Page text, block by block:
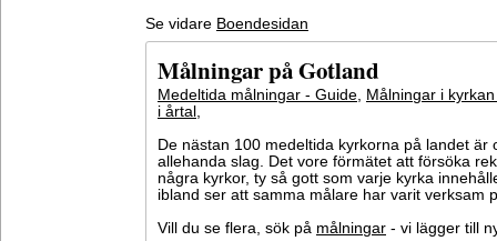
Se vidare Boendesidan
Målningar på Gotland
Medeltida målningar - Guide, Målningar i
i årtal ,
De nästan 100 medeltida kyrkorna på landet är
allehanda slag. Det vore förmätet att försöka
några kyrkor, ty så gott som varje kyrka
ibland ser att samma målare har varit verksam
Vill du se flera, sök på målningar - vi lägger till